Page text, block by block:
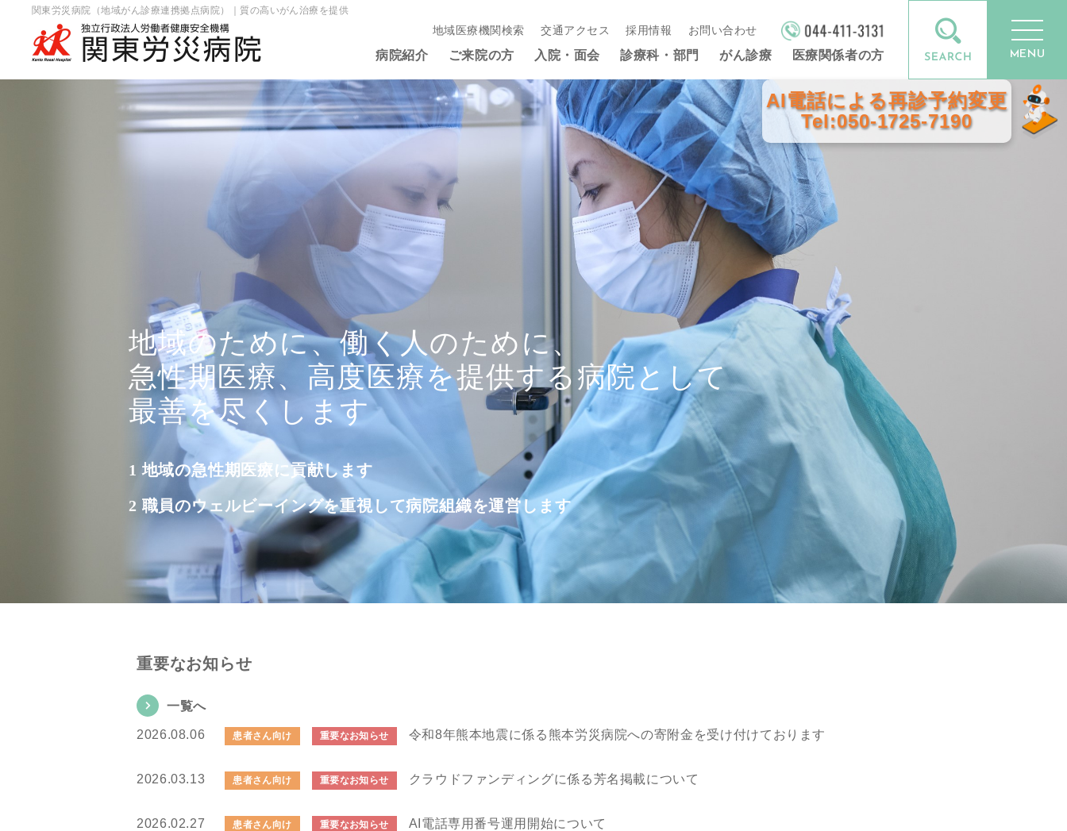
関東労災病院（地域がん診療連携拠点病院）｜質の高いがん治療を提供
地域医療機関検索 交通アクセス 採用情報 お問い合わせ
病院紹介 ご来院の方 入院・面会 診療科・部門 がん診療 医療関係者の方 MENU
当院では、手術支援ロボットシステム
「da Vinci Xi」を導入しました。
詳しく見る
地域のために、働く人のために、
急性期医療、高度医療を提供する病院として
最善を尽くします
1 地域の急性期医療に貢献します
2 職員のウェルビーイングを重視して病院組織を運営します
地域のために、働く人のために、
急性期医療、高度医療を提供する病院として
最善を尽くします
1 地域の急性期医療に貢献します
2 職員のウェルビーイングを重視して病院組織を運営します
地域のために、働く人のために、
急性期医療、高度医療を提供する病院として
最善を尽くします
1 地域の急性期医療に貢献します
2 職員のウェルビーイングを重視して病院組織を運営します
地域のために、働く人のために、
急性期医療、高度医療を提供する病院として
最善を尽くします
1 地域の急性期医療に貢献します
2 職員のウェルビーイングを重視して病院組織を運営します
地域のために、働く人のために、
急性期医療、高度医療を提供する病院として
最善を尽くします
1 地域の急性期医療に貢献します
2 職員のウェルビーイングを重視して病院組織を運営します
AI電話による再診予約変更
Tel:050-1725-7190
重要なお知らせ
一覧へ
2026.08.06 患者さん向け 重要なお知らせ 令和8年熊本地震に係る熊本労災病院への寄附金を受け付けております
2026.03.13 患者さん向け 重要なお知らせ クラウドファンディングに係る芳名掲載について
2026.02.27 患者さん向け 重要なお知らせ AI電話専用番号運用開始について